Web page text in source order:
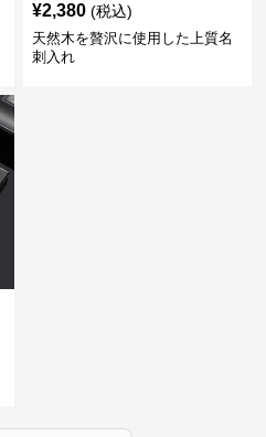
¥2,380 (税込)
天然木を贅沢に使用した上質名
刺入れ